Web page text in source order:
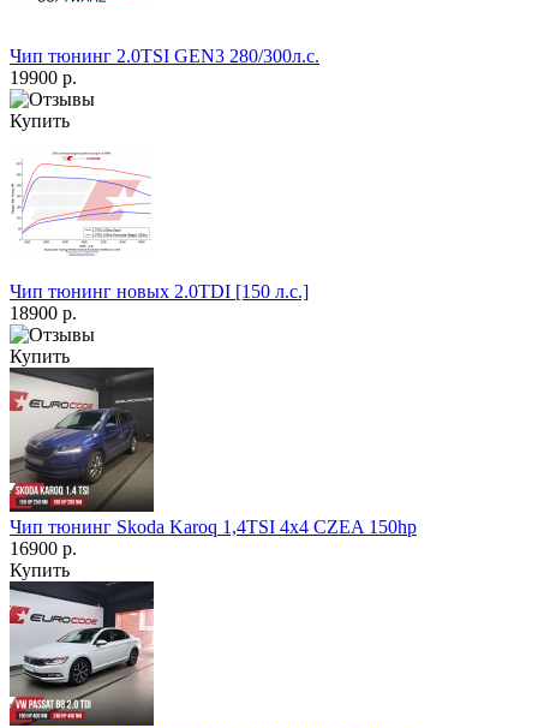
Чип тюнинг 2.0TSI GEN3 280/300л.с.
19900 р.
Купить
Чип тюнинг новых 2.0TDI [150 л.с.]
18900 р.
Купить
Чип тюнинг Skoda Karoq 1,4TSI 4x4 CZEA 150hp
16900 р.
Купить